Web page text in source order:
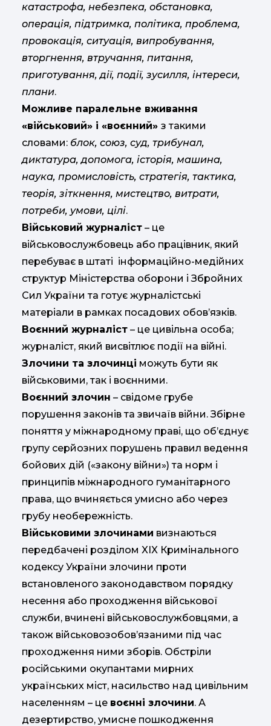
катастрофа, небезпека, обстановка,
операція, підтримка, політика, проблема,
провокація, ситуація, випробування,
вторгнення, втручання, питання,
приготування, дії, події, зусилля, інтереси,
плани.
Можливе паралельне вживання
«військовий» і «воєнний» з такими
словами: блок, союз, суд, трибунал,
диктатура, допомога, історія, машина,
наука, промисловість, стратегія, тактика,
теорія, зіткнення, мистецтво, витрати,
потреби, умови, цілі.
Військовий журналіст – це
військовослужбовець або працівник, який
перебуває в штаті інформаційно-медійних
структур Міністерства оборони і Збройних
Сил України та готує журналістські
матеріали в рамках посадових обов’язків.
Воєнний журналіст – це цивільна особа;
журналіст, який висвітлює події на війні.
Злочини та злочинці можуть бути як
військовими, так і воєнними.
Воєнний злочин – свідоме грубе
порушення законів та звичаїв війни. Збірне
поняття у міжнародному праві, що об’єднує
групу серйозних порушень правил ведення
бойових дій («закону війни») та норм і
принципів міжнародного гуманітарного
права, що вчиняється умисно або через
грубу необережність.
Військовими злочинами визнаються
передбачені розділом XIX Кримінального
кодексу України злочини проти
встановленого законодавством порядку
несення або проходження військової
служби, вчинені військовослужбовцями, а
також військовозобов’язаними під час
проходження ними зборів. Обстріли
російськими окупантами мирних
українських міст, насильство над цивільним
населенням – це воєнні злочини. А
дезертирство, умисне пошкодження